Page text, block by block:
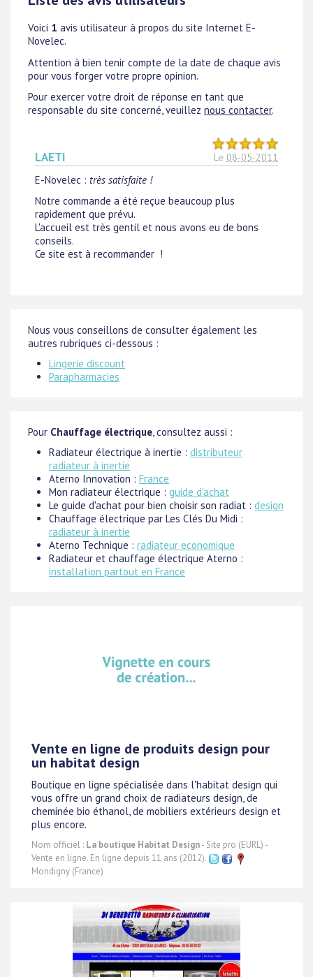
Voici 1 avis utilisateur à propos du site Internet E-
Novelec.
Attention à bien tenir compte de la date de chaque avis
pour vous forger votre propre opinion.
Pour exercer votre droit de réponse en tant que
responsable du site concerné, veuillez nous contacter.
LAETI Le 08-05-2011
E-Novelec : très satisfaite !
Notre commande a été reçue beaucoup plus
rapidement que prévu.
L'accueil est très gentil et nous avons eu de bons
conseils.
Ce site est à recommander !
Nous vous conseillons de consulter également les
autres rubriques ci-dessous :
Lingerie discount
Parapharmacies
Pour Chauffage électrique, consultez aussi :
Radiateur électrique à inertie : distributeur
radiateur à inertie
Aterno Innovation : France
Mon radiateur électrique : guide d'achat
Le guide d'achat pour bien choisir son radiat : design
Chauffage électrique par Les Clés Du Midi :
radiateur à inertie
Aterno Technique : radiateur economique
Radiateur et chauffage électrique Aterno :
installation partout en France
Vente en ligne de produits design pour
un habitat design
Boutique en ligne spécialisée dans l'habitat design qui
vous offre un grand choix de radiateurs design, de
cheminée bio éthanol, de mobiliers extérieurs design et
plus encore.
Nom officiel : La boutique Habitat Design- Site pro (EURL) -
Vente en ligne. En ligne depuis 11 ans (2012).
Mondigny (France)